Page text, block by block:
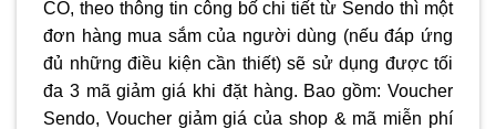
CÓ, theo thông tin công bố chi tiết từ Sendo thì một
đơn hàng mua sắm của người dùng (nếu đáp ứng
đủ những điều kiện cần thiết) sẽ sử dụng được tối
đa 3 mã giảm giá khi đặt hàng. Bao gồm: Voucher
Sendo, Voucher giảm giá của shop & mã miễn phí